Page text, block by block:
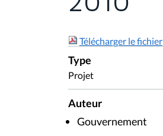
Télécharger le fichier
Type
Projet
Auteur
Gouvernement